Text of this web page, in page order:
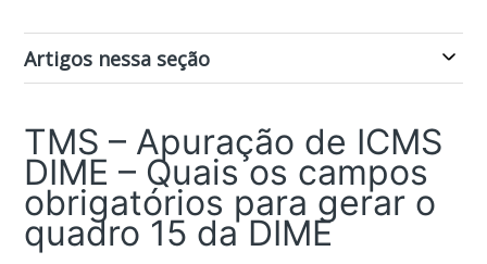
Artigos nessa seção
TMS – Apuração de ICMS
DIME – Quais os campos
obrigatórios para gerar o
quadro 15 da DIME